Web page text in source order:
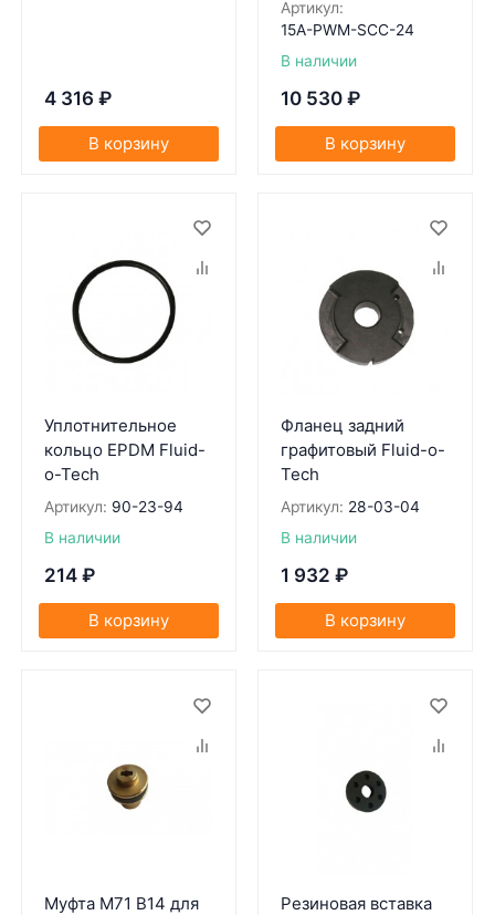
4 316 ₽
В корзину
Артикул:
15A-PWM-SCC-24
В наличии
10 530 ₽
В корзину
Уплотнительное
кольцо EPDM Fluid-
o-Tech
Артикул: 90-23-94
В наличии
214 ₽
В корзину
Фланец задний
графитовый Fluid-o-
Tech
Артикул: 28-03-04
В наличии
1 932 ₽
В корзину
Муфта M71 B14 для
Резиновая вставка